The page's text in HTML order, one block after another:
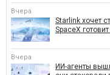
Вчера
Starlink хочет
SpaceX
Вчера
ИИ-агенты